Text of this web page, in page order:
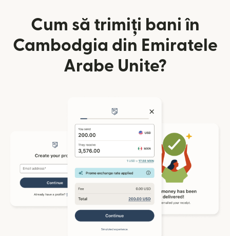
Cum să trimiți bani în
Cambodgia din Emiratele
Arabe Unite?